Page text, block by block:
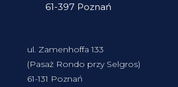
61-397 Poznań
ul. Zamenhoffa 133
(Pasaż Rondo przy Selgros)
61-131 Poznań